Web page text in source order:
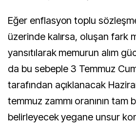
Eğer enflasyon toplu
üzerinde kalırsa, oluşan fark
yansıtılarak memurun alım
da bu sebeple 3 Temmuz
tarafından açıklanacak
temmuz zammı oranının tam
belirleyecek yegane unsur